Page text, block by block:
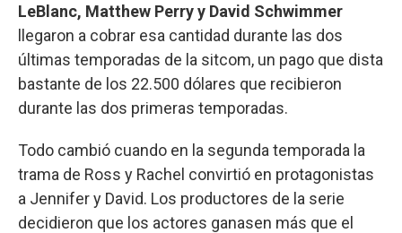
LeBlanc, Matthew Perry y David Schwimmer
llegaron a cobrar esa cantidad durante las dos
últimas temporadas de la sitcom, un pago que dista
bastante de los 22.500 dólares que recibieron
durante las dos primeras temporadas.
Todo cambió cuando en la segunda temporada la
trama de Ross y Rachel convirtió en protagonistas
a Jennifer y David. Los productores de la serie
decidieron que los actores ganasen más que el